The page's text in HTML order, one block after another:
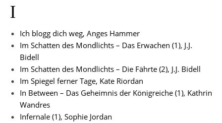
I
Ich blogg dich weg, Anges Hammer
Im Schatten des Mondlichts – Das Erwachen (1), J.J.
Bidell
Im Schatten des Mondlichts – Die Fährte (2), J.J. Bidell
Im Spiegel ferner Tage, Kate Riordan
In Between – Das Geheimnis der Königreiche (1), Kathrin
Wandres
Infernale (1), Sophie Jordan